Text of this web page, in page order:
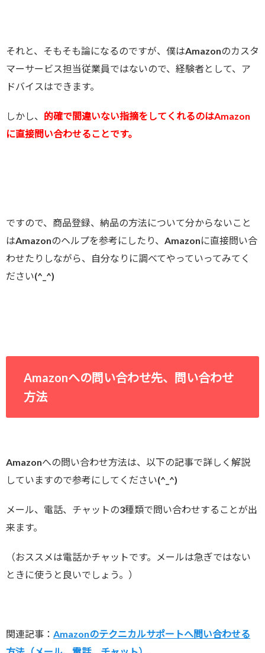
それと、そもそも論になるのですが、僕はAmazonのカスタ
マーサービス担当従業員ではないので、経験者として、ア
ドバイスはできます。
しかし、 的確で間違いない指摘をしてくれるのはAmazon
に直接問い合わせることです。
ですので、商品登録、納品の方法について分からないこと
はAmazonのヘルプを参考にしたり、Amazonに直接問い合
わせたりしながら、自分なりに調べてやっていってみてく
ださい(^_^)
Amazonへの問い合わせ先、問い合わせ
方法
Amazonへの問い合わせ方法は、以下の記事で詳しく解説
していますので参考にしてください(^_^)
メール、電話、チャットの3種類で問い合わせすることが出
来ます。
（おススメは電話かチャットです。メールは急ぎではない
ときに使うと良いでしょう。）
関連記事： Amazonのテクニカルサポートへ問い合わせる